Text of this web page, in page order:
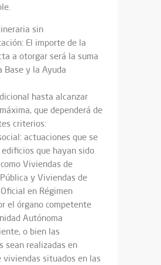
sin
El importe de la
a otorgar será la suma
Base y la Ayuda
hasta alcanzar
que dependerá de
criterios:
actuaciones que se
que hayan sido
Viviendas de
y Viviendas de
en Régimen
el órgano competente
Autónoma
o bien las
sean realizadas en
viviendas situados en las